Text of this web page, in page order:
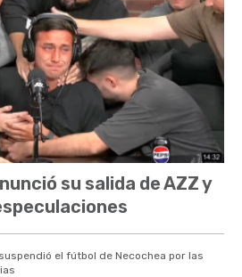
su salida de AZZ y
el fútbol de Necochea por las